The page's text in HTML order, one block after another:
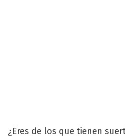
¿Eres de los que tienen